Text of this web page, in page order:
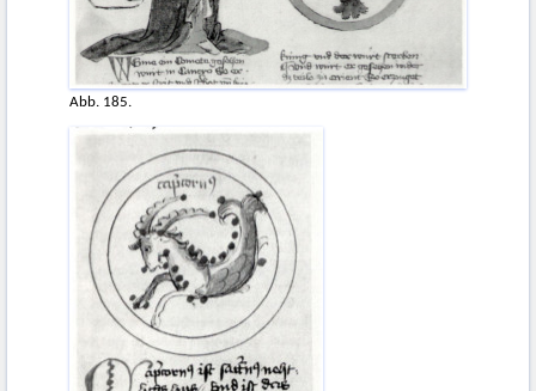
Abb. 185.